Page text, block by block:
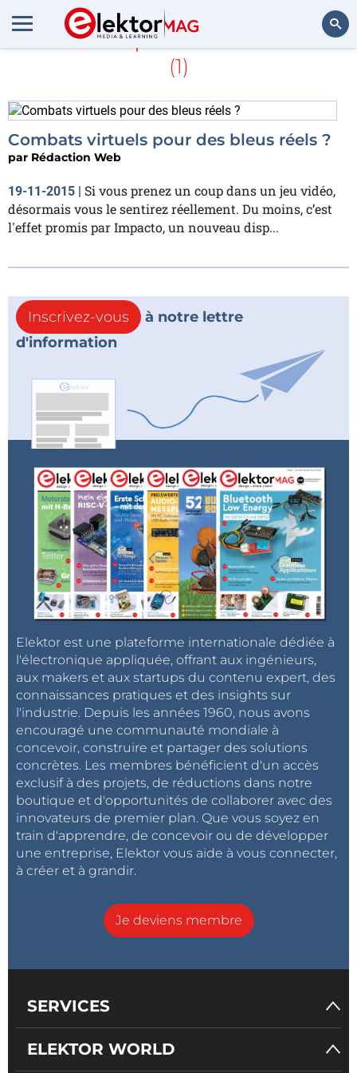
En savoir plus sur virtuelle
(1)
Combats virtuels pour des bleus réels ?
par Rédaction Web
19-11-2015 | Si vous prenez un coup dans un jeu vidéo,
désormais vous le sentirez réellement. Du moins, c’est
l'effet promis par Impacto, un nouveau disp...
Inscrivez-vous
à notre lettre
d'information
Elektor est une plateforme internationale dédiée à
l'électronique appliquée, offrant aux ingénieurs,
aux makers et aux startups du contenu expert, des
connaissances pratiques et des insights sur
l'industrie. Depuis les années 1960, nous avons
encouragé une communauté mondiale à
concevoir, construire et partager des solutions
concrètes. Les membres bénéficient d'un accès
exclusif à des projets, de réductions dans notre
boutique et d'opportunités de collaborer avec des
innovateurs de premier plan. Que vous soyez en
train d'apprendre, de concevoir ou de développer
une entreprise, Elektor vous aide à vous connecter,
à créer et à grandir.
Je deviens membre
SERVICES
ELEKTOR WORLD